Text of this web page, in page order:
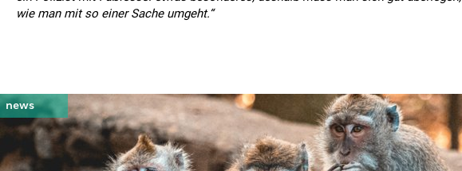
wie man mit so einer Sache umgeht.“